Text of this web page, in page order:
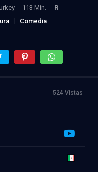
113 Min.
R
Comedia
524 Vistas